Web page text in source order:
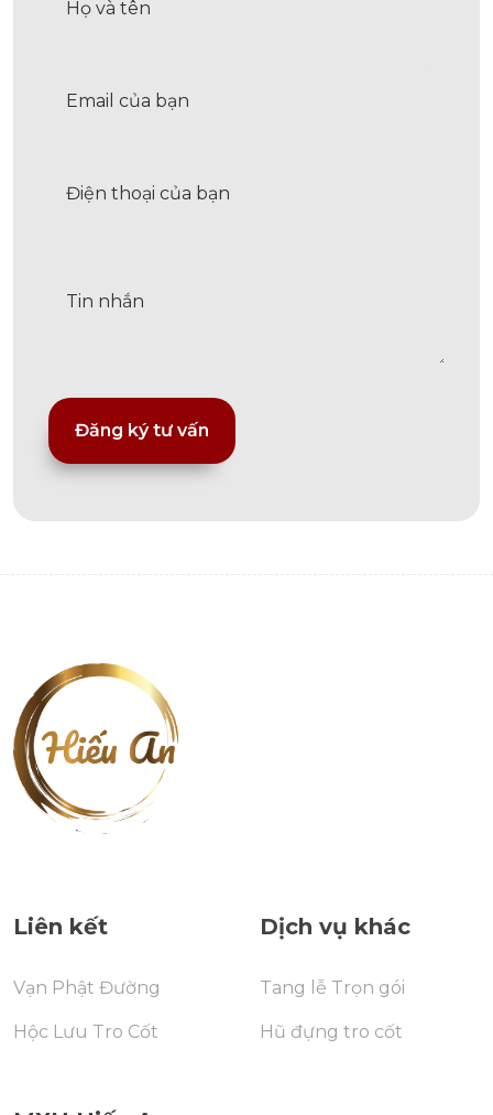
Liên kết
Vạn Phật Đường
Hộc Lưu Tro Cốt
Dịch vụ khác
Tang lễ Trọn gói
Hũ đựng tro cốt